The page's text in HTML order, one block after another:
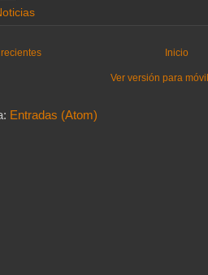
Inicio
Ver versión para
Entradas (Atom)